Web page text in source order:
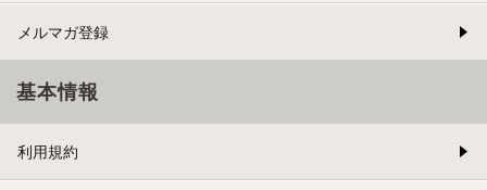
メルマガ登録
基本情報
利用規約